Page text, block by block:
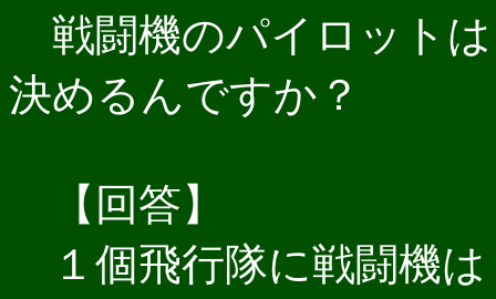
戦闘機のパイロット
決めるんですか？
【回答】
１個飛行隊に戦闘機